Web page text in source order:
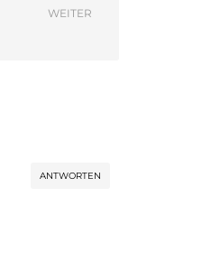
WEITER
ANTWORTEN